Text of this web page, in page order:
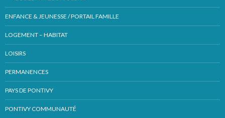
ENFANCE & JEUNESSE / PORTAIL FAMILLE
LOGEMENT – HABITAT
LOISIRS
PERMANENCES
PAYS DE PONTIVY
PONTIVY COMMUNAUTÉ